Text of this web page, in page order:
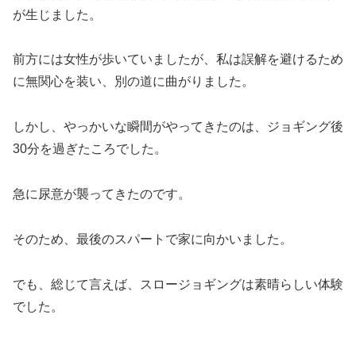
が生じました。
前方には女性が歩いていましたが、私は誤解を避けるため
に無関心を装い、別の道に曲がりました。
しかし、やっかいな瞬間がやってきたのは、ジョギング後
30分を過ぎたころでした。
急に尿意が襲ってきたのです。
そのため、最後のスパートで家に向かいました。
でも、総じて言えば、スロージョギングは素晴らしい体験
でした。